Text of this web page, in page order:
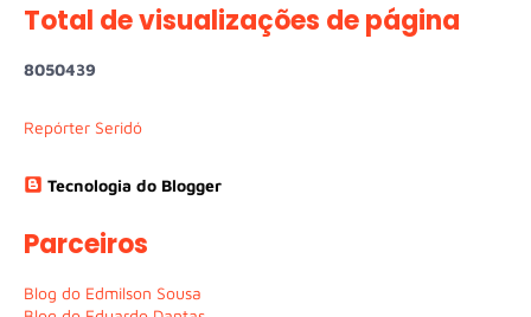
Total de visualizações de página
8050439
Repórter Seridó
Tecnologia do Blogger
Parceiros
Blog do Edmilson Sousa